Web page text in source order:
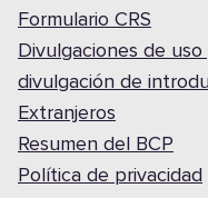
Formulario CRS
Divulgaciones de
divulgación de
Extranjeros
Resumen del BCP
Política de privacidad